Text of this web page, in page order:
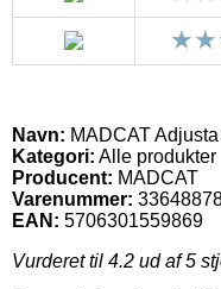
Navn: MADCAT
Kategori: Alle produkter
Producent: MADCAT
Varenummer:
EAN: 5706301559869
Vurderet til 4.2 ud af 5